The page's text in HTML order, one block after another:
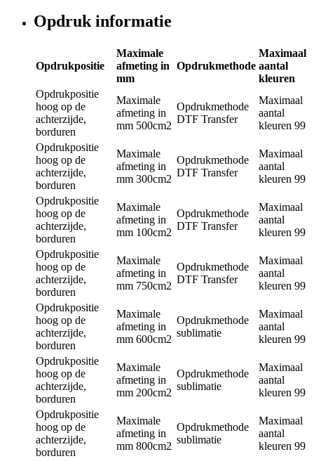
Opdruk informatie
Opdrukpositie
Maximale
afmeting in
mm
Opdrukmethode
Maximaal
aantal
kleuren
Opdrukpositie
hoog op de
achterzijde,
borduren
Maximale
afmeting in
mm 500cm2
Opdrukmethode
DTF Transfer
Maximaal
aantal
kleuren 99
Opdrukpositie
hoog op de
achterzijde,
borduren
Maximale
afmeting in
mm 300cm2
Opdrukmethode
DTF Transfer
Maximaal
aantal
kleuren 99
Opdrukpositie
hoog op de
achterzijde,
borduren
Maximale
afmeting in
mm 100cm2
Opdrukmethode
DTF Transfer
Maximaal
aantal
kleuren 99
Opdrukpositie
hoog op de
achterzijde,
borduren
Maximale
afmeting in
mm 750cm2
Opdrukmethode
DTF Transfer
Maximaal
aantal
kleuren 99
Opdrukpositie
hoog op de
achterzijde,
borduren
Maximale
afmeting in
mm 600cm2
Opdrukmethode
sublimatie
Maximaal
aantal
kleuren 99
Opdrukpositie
hoog op de
achterzijde,
borduren
Maximale
afmeting in
mm 200cm2
Opdrukmethode
sublimatie
Maximaal
aantal
kleuren 99
Opdrukpositie
hoog op de
achterzijde,
borduren
Maximale
afmeting in
mm 800cm2
Opdrukmethode
sublimatie
Maximaal
aantal
kleuren 99